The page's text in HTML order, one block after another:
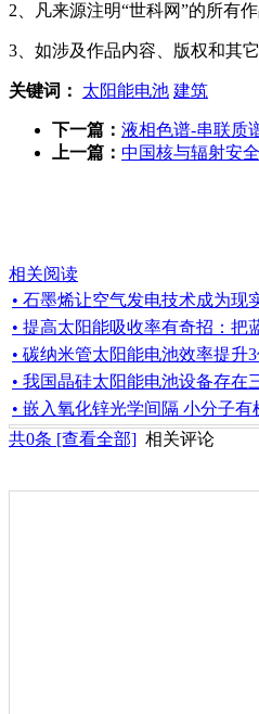
2、凡来源注明“世科网”的所有
3、如涉及作品内容、版权和其
关键词： 太阳能电池 建筑
下一篇： 液相色谱-串联质
上一篇： 中国核与辐射安
相关阅读
• 石墨烯让空气发电技术成为现
• 提高太阳能吸收率有奇招：把
• 碳纳米管太阳能电池效率提升
• 我国晶硅太阳能电池设备存在
• 嵌入氧化锌光学间隔 小分子
共0条 [查看全部] 相关评论